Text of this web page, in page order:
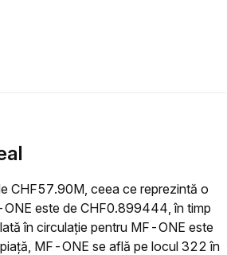
CHF57.90M, ceea ce reprezintă o
este de CHF0.899444, în timp
în circulație pentru MF-ONE este
MF-ONE se află pe locul 322 în